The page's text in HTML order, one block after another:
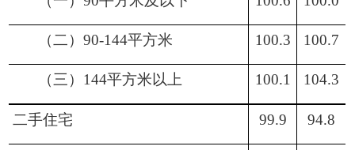
（二）90-144平方米 100.3 100.7
（三） 144平方米以上 100.1 104.3
二手住宅 99.9 94.8